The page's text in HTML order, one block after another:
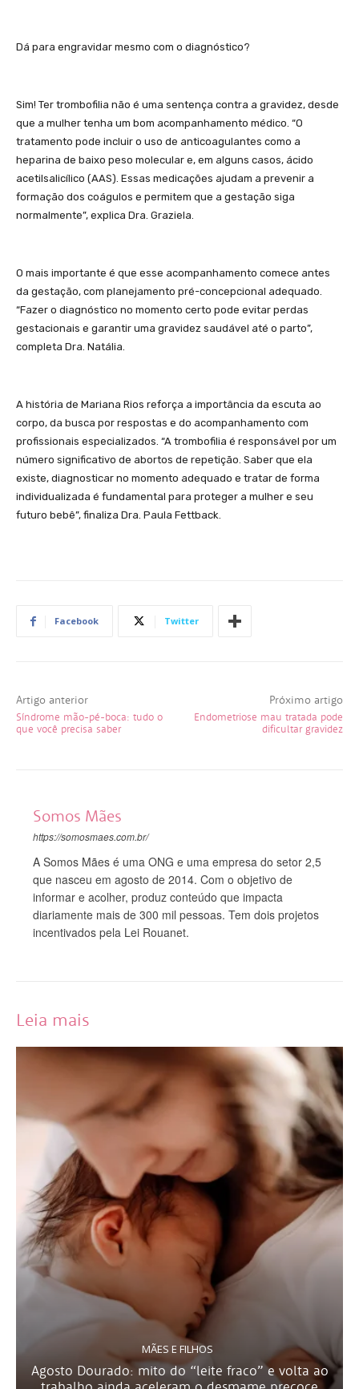
Dá para engravidar mesmo com o diagnóstico?
Sim! Ter trombofilia não é uma sentença contra a gravidez, desde
que a mulher tenha um bom acompanhamento médico. “O
tratamento pode incluir o uso de anticoagulantes como a
heparina de baixo peso molecular e, em alguns casos, ácido
acetilsalicílico (AAS). Essas medicações ajudam a prevenir a
formação dos coágulos e permitem que a gestação siga
normalmente”, explica Dra. Graziela.
O mais importante é que esse acompanhamento comece antes
da gestação, com planejamento pré-concepcional adequado.
“Fazer o diagnóstico no momento certo pode evitar perdas
gestacionais e garantir uma gravidez saudável até o parto”,
completa Dra. Natália.
A história de Mariana Rios reforça a importância da escuta ao
corpo, da busca por respostas e do acompanhamento com
profissionais especializados. “A trombofilia é responsável por um
número significativo de abortos de repetição. Saber que ela
existe, diagnosticar no momento adequado e tratar de forma
individualizada é fundamental para proteger a mulher e seu
futuro bebê”, finaliza Dra. Paula Fettback.
Facebook Twitter
Artigo anterior
Síndrome mão-pé-boca: tudo o
que você precisa saber
Próximo artigo
Endometriose mau tratada pode
dificultar gravidez
Somos Mães
https://somosmaes.com.br/
A Somos Mães é uma ONG e uma empresa do setor 2,5
que nasceu em agosto de 2014. Com o objetivo de
informar e acolher, produz conteúdo que impacta
diariamente mais de 300 mil pessoas. Tem dois projetos
incentivados pela Lei Rouanet.
Leia mais
MÃES E FILHOS
Agosto Dourado: mito do “leite fraco” e volta ao